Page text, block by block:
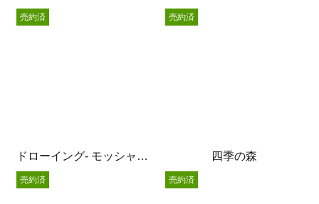
ドローイング- モッシャー –
売約済
四季の森
売約済
売約済 売約済